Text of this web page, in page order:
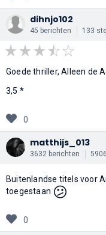
dihnjo102
45 berichten 133
Goede thriller, Alleen de
3,5 *
0
matthijs_013
3632 berichten
Buitenlandse titels voor
toegestaan 😕
0